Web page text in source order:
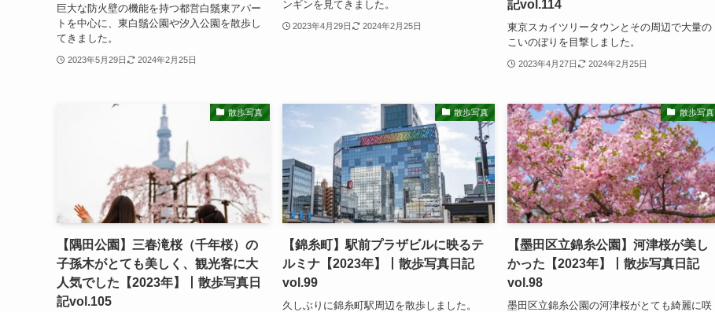
巨大な防火壁の機能を持つ都営白鬚東アパー
トを中心に、東白鬚公園や汐入公園を散歩し
てきました。
2023年5月29日 2024年2月25日
ンギンを見てきました。
2023年4月29日 2024年2月25日
記vol.114
東京スカイツリータウンとその周辺で大量の
こいのぼりを目撃しました。
2023年4月27日 2024年2月25日
散歩写真
【隅田公園】三春滝桜（千年桜）の
子孫木がとても美しく、観光客に大
人気でした【2023年】丨散歩写真日
記vol.105
散歩写真
【錦糸町】駅前プラザビルに映るテ
ルミナ【2023年】丨散歩写真日記
vol.99
久しぶりに錦糸町駅周辺を散歩しました。
散歩写真
【墨田区立錦糸公園】河津桜が美し
かった【2023年】丨散歩写真日記
vol.98
墨田区立錦糸公園の河津桜がとても綺麗に咲